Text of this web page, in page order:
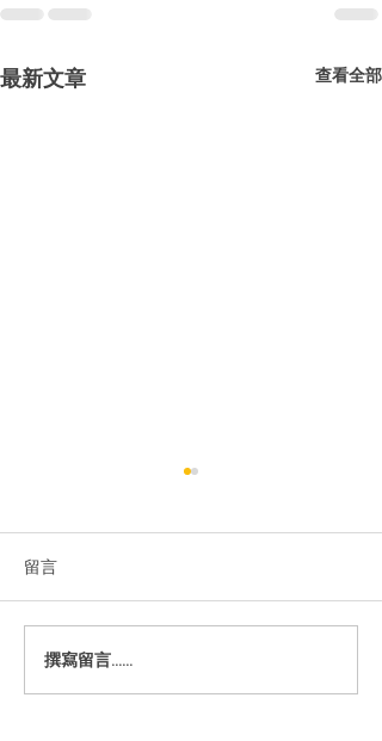
最新文章 查看全部
Toyota Corolla
留言
撰寫留言......